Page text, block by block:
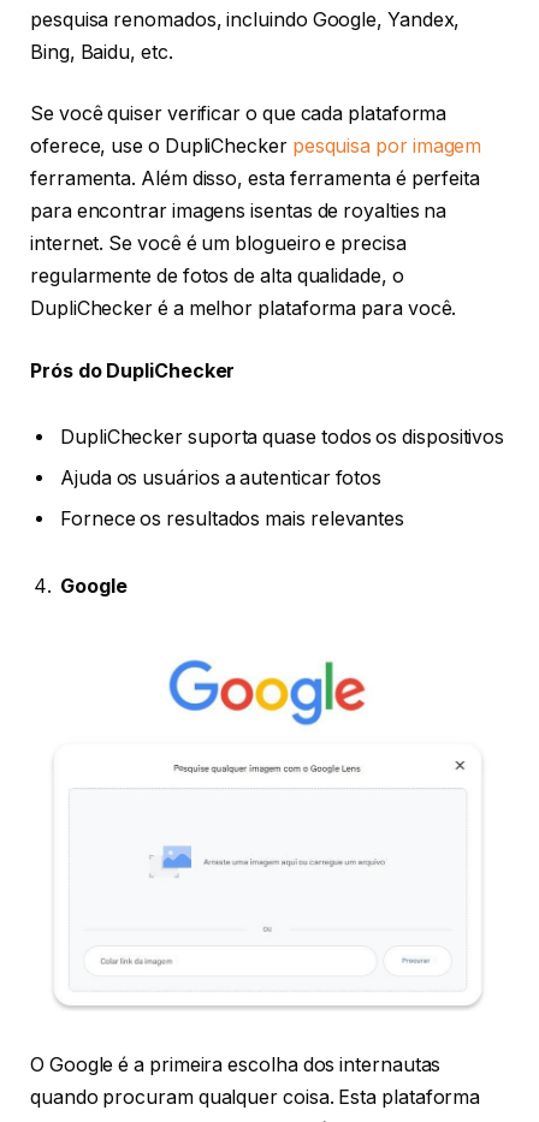
pesquisa renomados, incluindo Google, Yandex,
Bing, Baidu, etc.
Se você quiser verificar o que cada plataforma
oferece, use o DupliChecker pesquisa por imagem
ferramenta. Além disso, esta ferramenta é perfeita
para encontrar imagens isentas de royalties na
internet. Se você é um blogueiro e precisa
regularmente de fotos de alta qualidade, o
DupliChecker é a melhor plataforma para você.
Prós do DupliChecker
DupliChecker suporta quase todos os dispositivos
Ajuda os usuários a autenticar fotos
Fornece os resultados mais relevantes
Google
O Google é a primeira escolha dos internautas
quando procuram qualquer coisa. Esta plataforma